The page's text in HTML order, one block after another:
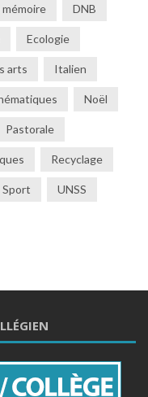
DNB
Ecologie
arts Italien
Noël
Pastorale
Recyclage
Sport UNSS